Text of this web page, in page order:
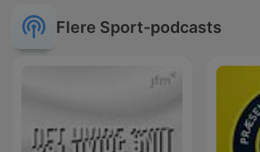
Flere Sport-podcasts